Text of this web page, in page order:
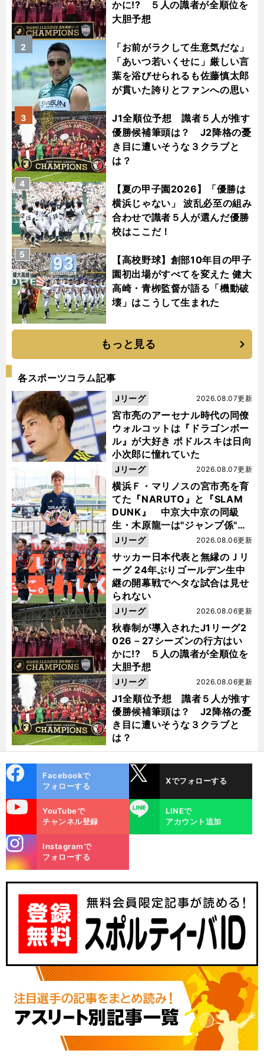
かに!? ５人の識者が全順位を
大胆予想
「お前がラクして生意気だな」
「あいつ若いくせに」厳しい言
葉を浴びせられるも佐藤慎太郎
が貫いた誇りとファンへの思い
2
J1全順位予想 識者５人が推す
優勝候補筆頭は？ J2降格の憂
き目に遭いそうな３クラブと
は？
3
【夏の甲子園2026】「優勝は
横浜じゃない」 波乱必至の組み
合わせで識者５人が選んだ優勝
校はここだ！
4
【高校野球】創部10年目の甲子
園初出場がすべてを変えた 健大
高崎・青栁監督が語る「機動破
壊」はこうして生まれた
5
もっと見る
各スポーツコラム記事
宮市亮のアーセナル時代の同僚
ウォルコットは『ドラゴンボー
ル』が大好き ポドルスキは日向
小次郎に憧れていた
2026.08.07更新
Jリーグ
横浜Ｆ・マリノスの宮市亮を育
てた『NARUTO』と『SLAM
DUNK』 中京大中京の同級
生・木原龍一は"ジャンプ係"だ
った
2026.08.07更新
Jリーグ
サッカー日本代表と無縁のＪリ
ーグ 24年ぶりゴールデン生中
継の開幕戦でヘタな試合は見せ
られない
2026.08.06更新
Jリーグ
秋春制が導入されたJ1リーグ2
026－27シーズンの行方はい
かに!? ５人の識者が全順位を
大胆予想
2026.08.06更新
Jリーグ
J1全順位予想 識者５人が推す
優勝候補筆頭は？ J2降格の憂
き目に遭いそうな３クラブと
は？
2026.08.06更新
Jリーグ
ok
Facebookで
フォローする
Xでフォローする
YouTubeで
チャンネル登録
LINE
LINEで
アカウント追加
m
Instagramで
フォローする